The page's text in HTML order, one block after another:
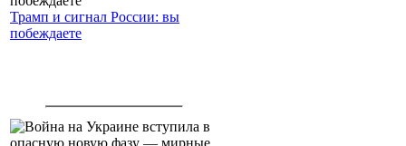
Трамп и сигнал России: вы
побеждаете